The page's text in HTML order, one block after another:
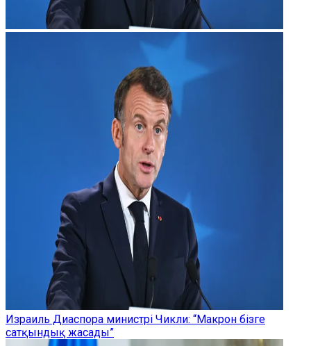
Израиль Диаспора министрі Чикли: “Макрон бізге
сатқындық жасады”